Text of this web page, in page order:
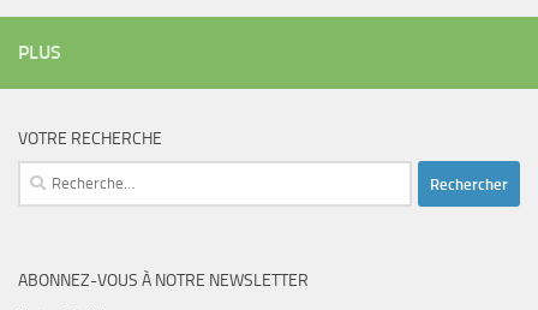
PLUS
VOTRE RECHERCHE
Rechercher :
ABONNEZ-VOUS À NOTRE NEWSLETTER